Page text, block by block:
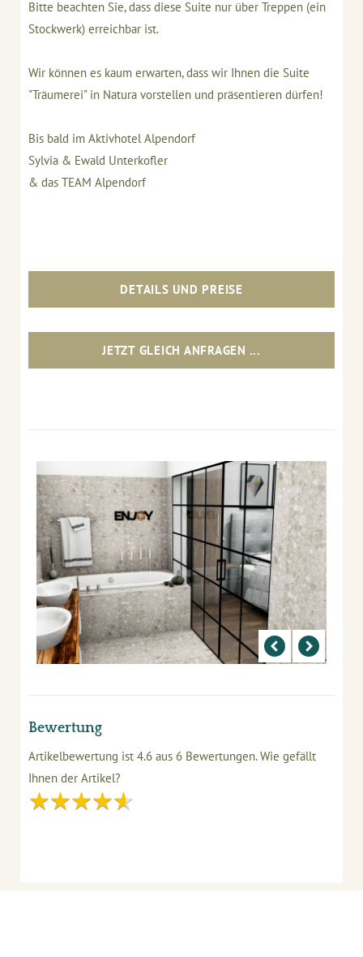
Bitte beachten Sie, dass diese Suite nur über Treppen (ein
Stockwerk) erreichbar ist.
Wir können es kaum erwarten, dass wir Ihnen die Suite
"Träumerei" in Natura vorstellen und präsentieren dürfen!
Bis bald im Aktivhotel Alpendorf
Sylvia & Ewald Unterkofler
& das TEAM Alpendorf
DETAILS UND PREISE
JETZT GLEICH ANFRAGEN ...
Bewertung
Artikelbewertung ist 4.6 aus 6 Bewertungen.Wie gefällt
Ihnen der Artikel?